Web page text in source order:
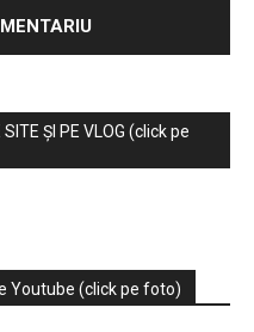
ȘI PE VLOG (click pe
Youtube (click pe foto)